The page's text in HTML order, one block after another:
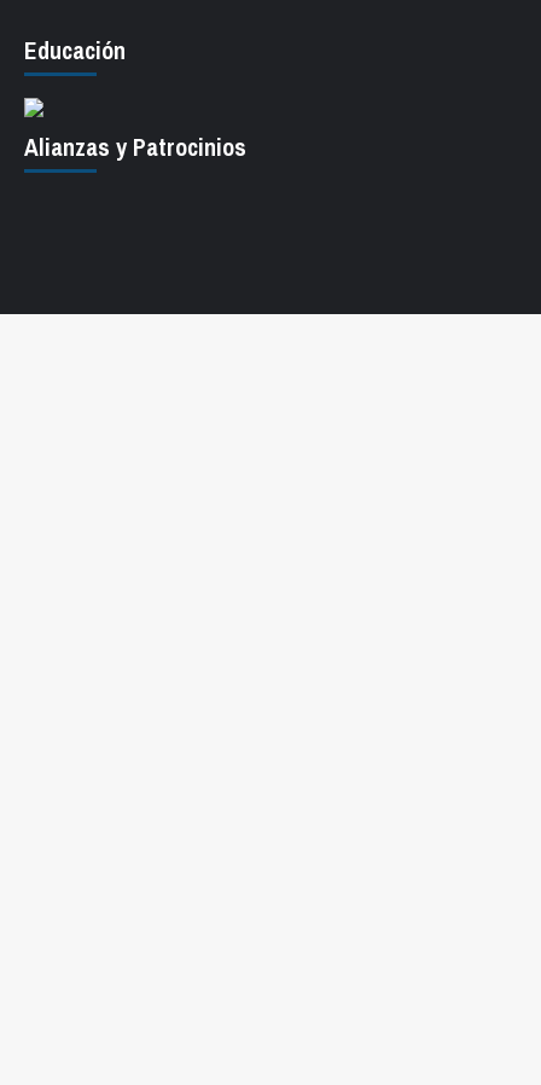
Educación
Alianzas y Patrocinios